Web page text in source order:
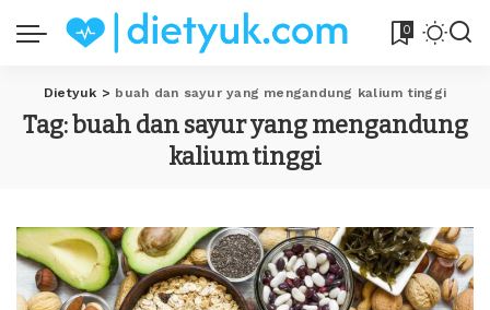
0
Dietyuk > buah dan sayur yang mengandung kalium tinggi
Tag:buah dan sayur yang mengandung
kalium tinggi